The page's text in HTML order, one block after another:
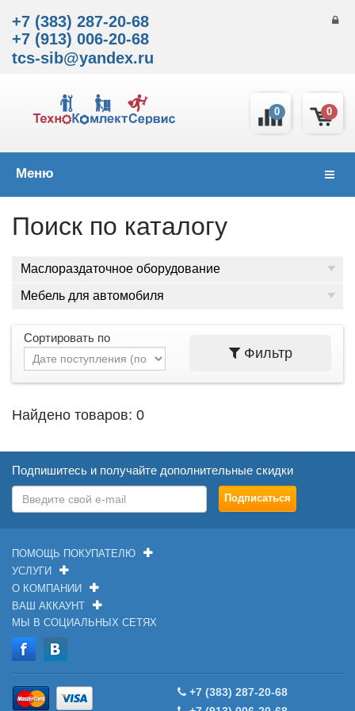
+7 (383) 287-20-68
+7 (913) 006-20-68
tcs-sib@yandex.ru
0
0
Меню
Поиск по каталогу
Маслораздаточное оборудование
Мебель для автомобиля
Сортировать по
Фильтр
Найдено товаров: 0
Подпишитесь и получайте дополнительные скидки
ПОМОЩЬ ПОКУПАТЕЛЮ
УСЛУГИ
О КОМПАНИИ
ВАШ АККАУНТ
МЫ В СОЦИАЛЬНЫХ СЕТЯХ
+7 (383) 287-20-68